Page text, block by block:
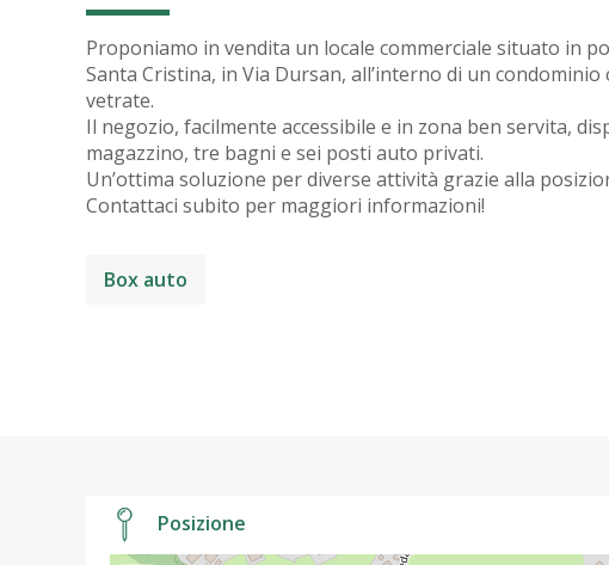
Proponiamo in vendita un locale commerciale situato in
Santa Cristina, in Via Dursan, all’interno di un condominio
vetrate.
Il negozio, facilmente accessibile e in zona ben servita,
magazzino, tre bagni e sei posti auto privati.
Un’ottima soluzione per diverse attività grazie alla
Contattaci subito per maggiori informazioni!
Box auto
Posizione